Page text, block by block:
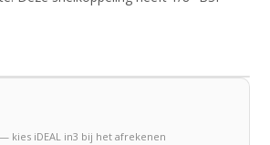
kies iDEAL in3 bij het afrekenen